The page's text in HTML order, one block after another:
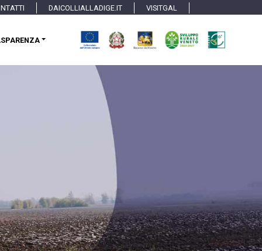
DAICOLLIALLADIGE.IT VISITGAL